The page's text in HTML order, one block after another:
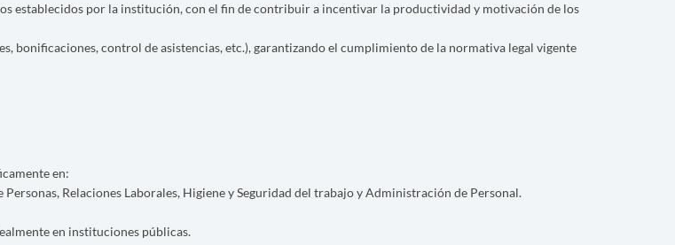
establecidos por la institución, con el fin de contribuir a incentivar la productividad y motivación de los
bonificaciones, control de asistencias, etc.), garantizando el cumplimiento de la normativa legal vigente
en:
Relaciones Laborales, Higiene y Seguridad del trabajo y Administración de Personal.
en instituciones públicas.